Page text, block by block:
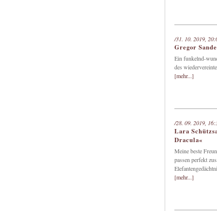
/31. 10. 2019,
Gregor
Ein funkelnd-
des
[mehr...]
/28. 09. 2019,
Lara
Dracula«
Meine beste
passen perfekt
[mehr...]